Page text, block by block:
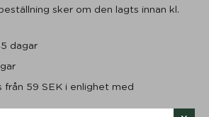
sker om den lagts innan kl.
dagar
från 59 SEK i enlighet med